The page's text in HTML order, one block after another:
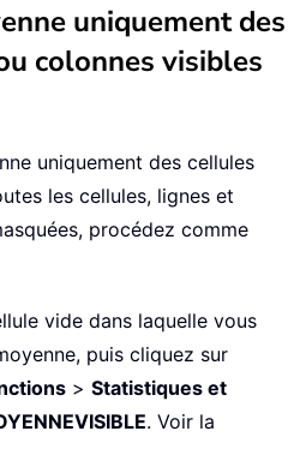
uniquement des
colonnes visibles
uniquement des cellules
les cellules, lignes et
procédez comme
vide dans laquelle vous
puis cliquez sur
> Statistiques et
. Voir la